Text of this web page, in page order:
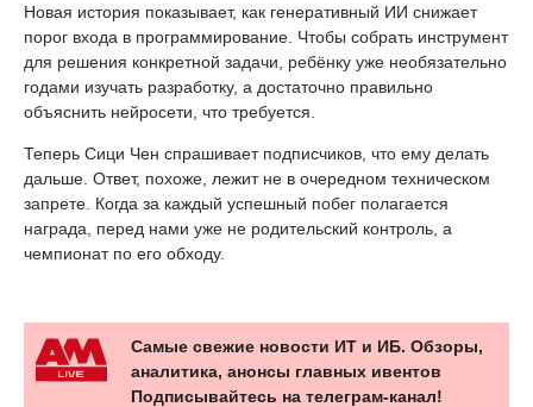
Новая история показывает, как генеративный ИИ снижает
порог входа в программирование. Чтобы собрать инструмент
для решения конкретной задачи, ребёнку уже необязательно
годами изучать разработку, а достаточно правильно
объяснить нейросети, что требуется.
Теперь Сици Чен спрашивает подписчиков, что ему делать
дальше. Ответ, похоже, лежит не в очередном техническом
запрете. Когда за каждый успешный побег полагается
награда, перед нами уже не родительский контроль, а
чемпионат по его обходу.
Самые свежие новости ИТ и ИБ. Обзоры,
аналитика, анонсы главных ивентов
Подписывайтесь на телеграм-канал!